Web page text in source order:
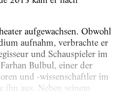
aufgewachsen. Obwohl
aufnahm, verbrachte er
und Schauspieler im
Bulbul, einer der
und -wissenschaftler im
ihn aus. Neben seinem